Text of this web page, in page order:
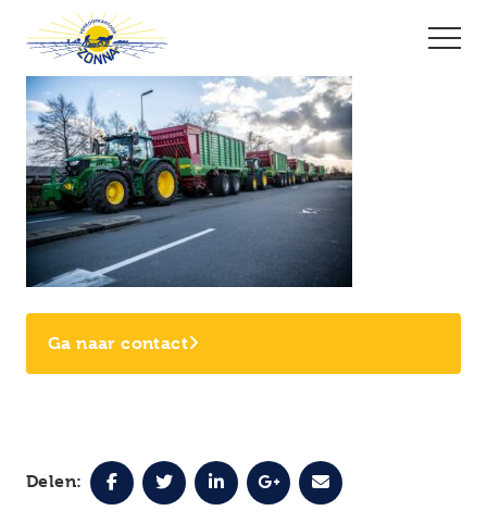
Ga naar contact
Delen: